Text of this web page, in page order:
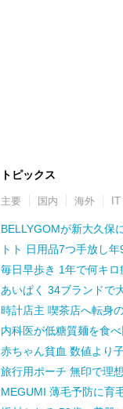
トピックス
主要 国内 海外 IT
BELLYGOMが新大久保
トト 日用品7つ手放し年
毎日早歩き 1年で何キロ
あいぱく 34ブランドで
時計店主 喫茶店へ転身
内科医が低糖質麺を食
赤ちゃん貧血 数値より
旅行用ポーチ 無印で理
MEGUMI 薄毛予防に育